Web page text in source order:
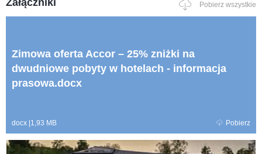
Pobierz wszystkie
Zimowa oferta Accor – 25% zniżki na
dwudniowe pobyty w hotelach - informacja
prasowa.docx
docx |1,93 MB Pobierz